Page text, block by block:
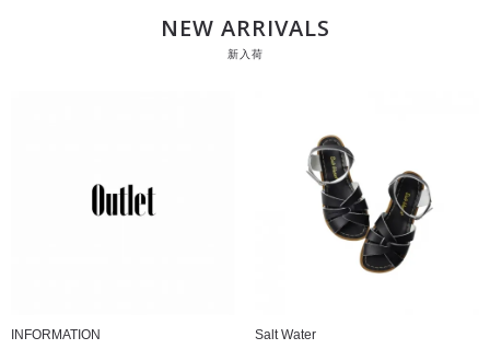
NEW ARRIVALS
新入荷
INFORMATION
Salt Water